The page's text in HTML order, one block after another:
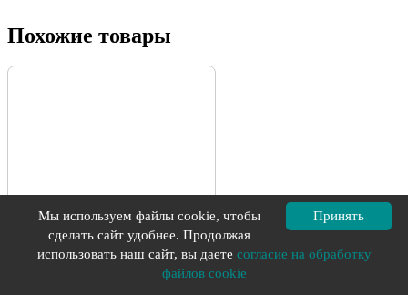
Похожие товары
ECO 103-07 Редвуд
Принять
Мы используем файлы cookie, чтобы
сделать сайт удобнее. Продолжая
использовать наш сайт, вы даете согласие на обработку
файлов cookie